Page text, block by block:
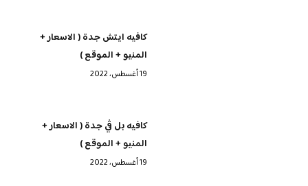
كافيه ايتش جدة ( الاسعار +
المنيو + الموقع )
19 أغسطس، 2022
كافيه بل ڤي جدة ( الاسعار +
المنيو + الموقع )
19 أغسطس، 2022